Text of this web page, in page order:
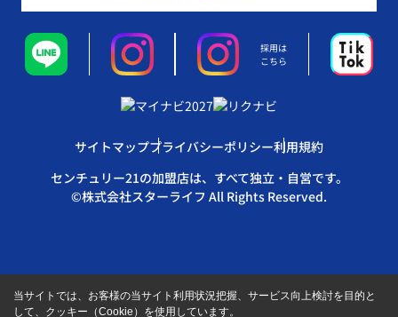
採用は
こちら
サイトマッププライバシーポリシー利用規約
センチュリー21の加盟店は、すべて独立・自営です。
©株式会社スターライフ All Rights Reserved.
当サイトでは、お客様の当サイト利用状況把握、サービス向上検討を目的と
して、クッキー（Cookie）を使用しています。